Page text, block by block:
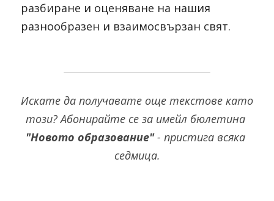
разбиране и оценяване на нашия
разнообразен и взаимосвързан свят.
Искате да получавате още текстове като
този?
"Новото образование" - пристига всяка
седмица.